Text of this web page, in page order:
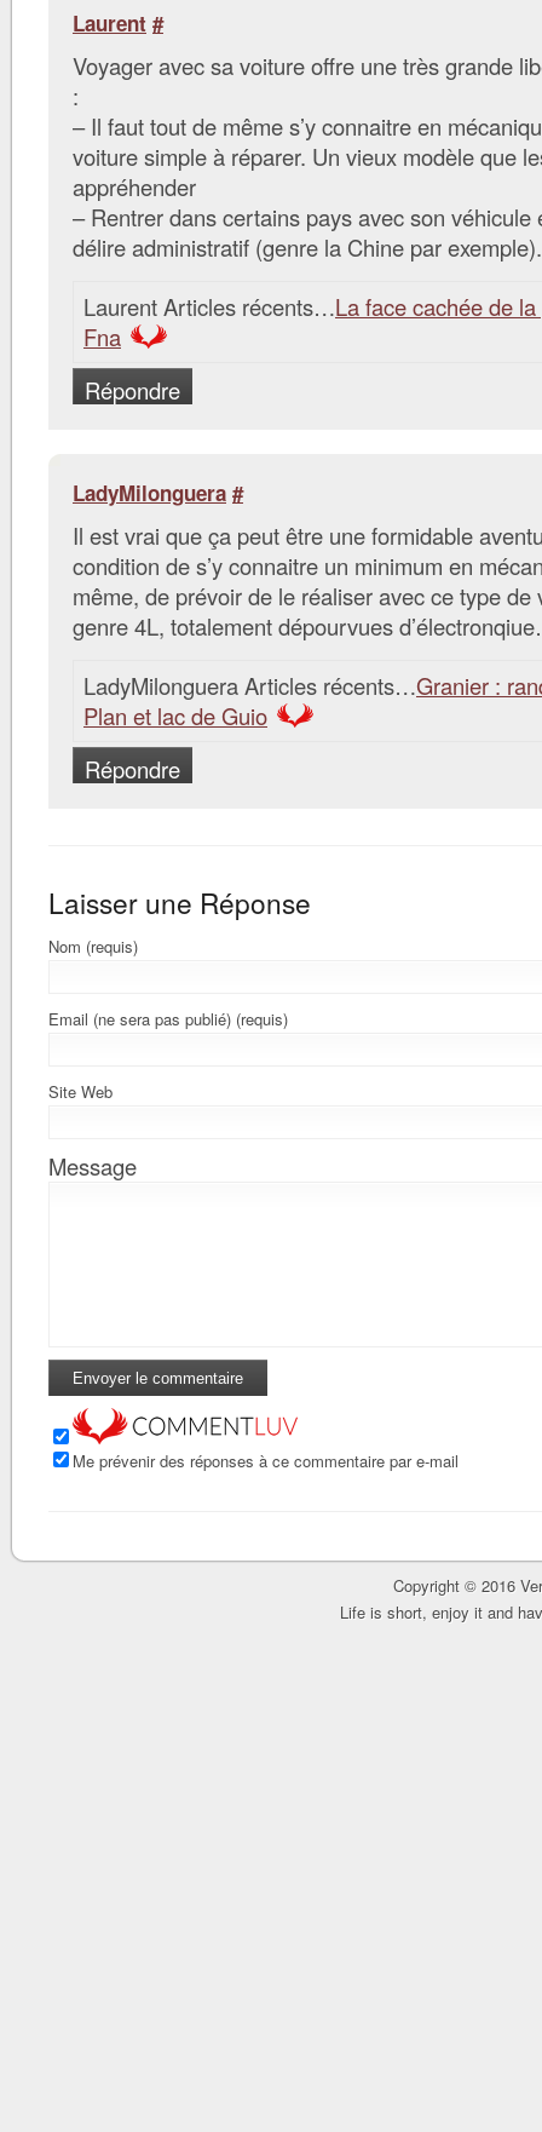
Laurent #
Voyager avec sa voiture offre une très grande
:
– Il faut tout de même s’y connaitre en
voiture simple à réparer. Un vieux modèle que
appréhender
– Rentrer dans certains pays avec son véhicule
délire administratif (genre la Chine par exemple).
Laurent Articles récents…La face cachée de
Fna
Répondre
LadyMilonguera #
Il est vrai que ça peut être une formidable
condition de s’y connaitre un minimum en
même, de prévoir de le réaliser avec ce type de
genre 4L, totalement dépourvues
LadyMilonguera Articles récents…Granier :
Plan et lac de Guio
Répondre
Laisser une Réponse
Nom (requis)
Email (ne sera pas publié) (requis)
Site Web
Message
Me prévenir des réponses à ce commentaire par e-mail
Copyright © 2016
Life is short, enjoy it and